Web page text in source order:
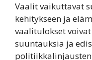
Vaalit vaikuttavat
kehitykseen ja
vaalitulokset
suuntauksia ja